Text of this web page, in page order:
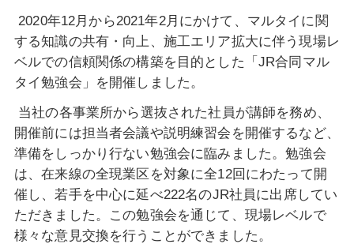
2020年12月から2021年2月にかけて、マルタイに関
する知識の共有・向上、施工エリア拡大に伴う現場レ
ベルでの信頼関係の構築を目的とした「JR合同マル
タイ勉強会」を開催しました。
当社の各事業所から選抜された社員が講師を務め、
開催前には担当者会議や説明練習会を開催するなど、
準備をしっかり行ない勉強会に臨みました。勉強会
は、在来線の全現業区を対象に全12回にわたって 開
催し、若手を中心に延べ222名のJR社員に出席してい
ただきました。この勉強会を通じて、現場レベルで
様々な意見交換を行うことができました。